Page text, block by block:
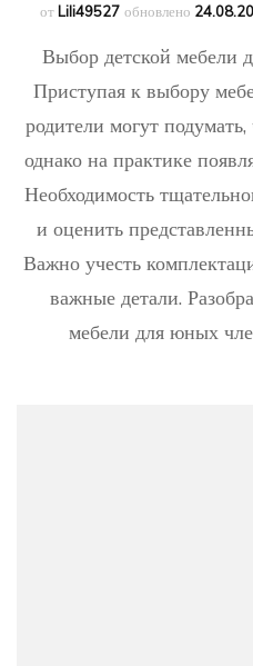
от Lili49527 обновлено
Выбор детской мебели
Приступая к выбору
родители могут
однако на практике
Необходимость
и оценить
Важно учесть
важные детали.
мебели для юных